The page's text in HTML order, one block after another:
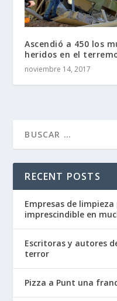
Ascendió a 450 los
heridos en el
noviembre 14, 2017
RECENT POSTS
Empresas de
imprescindible en
Escritoras y autores
terror
Pizza a Punt una